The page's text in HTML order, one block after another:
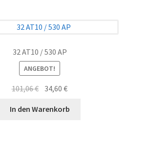
32 AT10 / 530 AP
ANGEBOT!
101,06€ Ursprünglicher
war:
34,60€Aktueller
ist:
In den Warenkorb